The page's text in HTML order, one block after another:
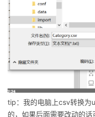
tip：我的电脑上csv转换为
的，如果后面需要改动的话